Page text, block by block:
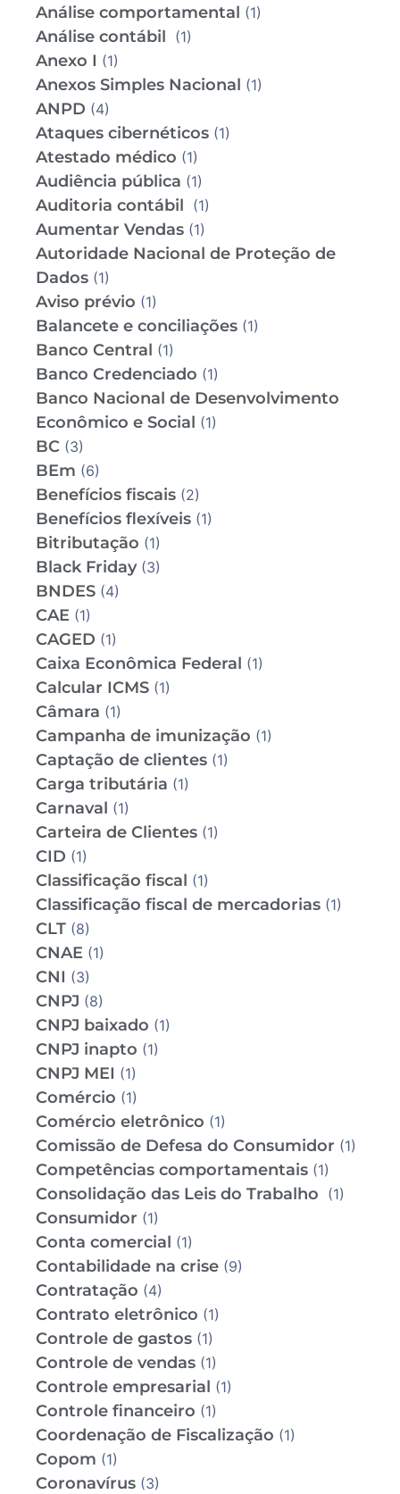
Análise comportamental (1)
Análise contábil (1)
Anexo I (1)
Anexos Simples Nacional (1)
ANPD (4)
Ataques cibernéticos (1)
Atestado médico (1)
Audiência pública (1)
Auditoria contábil (1)
Aumentar Vendas (1)
Autoridade Nacional de Proteção de
Dados (1)
Aviso prévio (1)
Balancete e conciliações (1)
Banco Central (1)
Banco Credenciado (1)
Banco Nacional de Desenvolvimento
Econômico e Social (1)
BC (3)
BEm (6)
Benefícios fiscais (2)
Benefícios flexíveis (1)
Bitributação (1)
Black Friday(3)
BNDES (4)
CAE (1)
CAGED (1)
Caixa Econômica Federal (1)
Calcular ICMS (1)
Câmara (1)
Campanha de imunização (1)
Captação de clientes (1)
Carga tributária (1)
Carnaval (1)
Carteira de Clientes (1)
CID (1)
Classificação fiscal (1)
Classificação fiscal de mercadorias (1)
CLT (8)
CNAE (1)
CNI (3)
CNPJ (8)
CNPJ baixado (1)
CNPJ inapto (1)
CNPJ MEI (1)
Comércio (1)
Comércio eletrônico (1)
Comissão de Defesa do Consumidor (1)
Competências comportamentais (1)
Consolidação das Leis do Trabalho (1)
Consumidor (1)
Conta comercial (1)
Contabilidade na crise (9)
Contratação (4)
Contrato eletrônico (1)
Controle de gastos (1)
Controle de vendas (1)
Controle empresarial (1)
Controle financeiro (1)
Coordenação de Fiscalização (1)
Copom (1)
Coronavírus (3)